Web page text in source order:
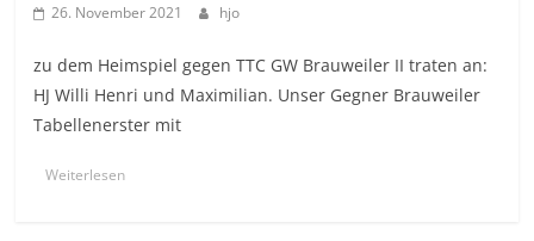
26. November 2021 hjo
zu dem Heimspiel gegen TTC GW Brauweiler II traten an:
HJ Willi Henri und Maximilian. Unser Gegner Brauweiler
Tabellenerster mit
Weiterlesen